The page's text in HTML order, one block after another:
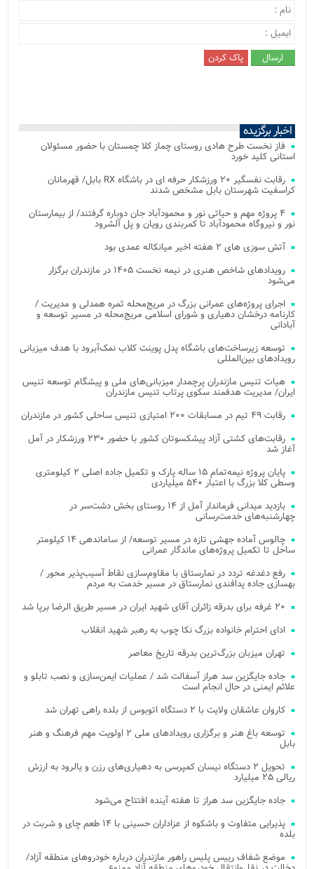
اخبار برگزیده
فاز نخست طرح هادی روستای چماز کلا چمستان با حضور مسئولان
استانی کلید خورد
رقابت نفسگیر ۲۰ ورزشکار حرفه ای در باشگاه RX بابل/ قهرمانان
کراسفیت شهرستان بابل مشخص شدند
۴ پروژه مهم و حیاتی نور و محمودآباد جان دوباره گرفتند/ از بیمارستان
نور و نیروگاه محمودآباد تا کمربندی رویان و پل آلشرود
آتش‌ سوزی‌ های ۲ هفته اخیر میانکاله عمدی بود
رویدادهای شاخص هنری در نیمه نخست ۱۴۰۵ در مازندران برگزار
می‌شود
اجرای پروژه‌های عمرانی بزرگ در مریج‌محله ثمره همدلی و مدیریت /
کارنامه درخشان دهیاری و شورای اسلامی مریج‌محله در مسیر توسعه و
آبادانی
توسعه زیرساخت‌های باشگاه پدل پوینت کلاب نمک‌آبرود با هدف میزبانی
رویدادهای بین‌المللی
هیات تنیس مازندران پرچمدار میزبانی‌های ملی و پیشگام توسعه تنیس
ایران/ مدیریت هدفمند سکوی پرتاب تنیس مازندران
رقابت ۴۹ تیم در مسابقات ۲۰۰ امتیازی تنیس ساحلی کشور در مازندران
رقابت‌های کشتی آزاد پیشکسوتان کشور با حضور ۲۳۰ ورزشکار در آمل
آغاز شد
پایان پروژه نیمه‌تمام ۱۵ ساله پارک و تکمیل جاده اصلی ۲ کیلومتری
وسطی کلا بزرگ با اعتبار ۵۴۰ میلیاردی
بازدید میدانی فرماندار آمل از ۱۴ روستای بخش دشت‌سر در
چهارشنبه‌های خدمت‌رسانی
چالوس آماده جهشی تازه در مسیر توسعه/ از ساماندهی ۱۴ کیلومتر
ساحل تا تکمیل پروژه‌های ماندگار عمرانی
رفع دغدغه تردد در نمارستاق با مقاوم‌سازی نقاط آسیب‌پذیر محور /
بهسازی جاده پدافندی نمارستاق در مسیر خدمت به مردم
۲۰ غرفه برای بدرقه زائران آقای شهید ایران در مسیر طریق الرضا برپا شد
ادای احترام خانواده بزرگ نکا چوب به رهبر شهید انقلاب
تهران میزبان بزرگ‌ترین بدرقه تاریخ معاصر
جاده جایگزین سد هراز آسفالت شد / عملیات ایمن‌سازی و نصب تابلو و
علائم ایمنی در حال انجام است
کاروان عاشقان ولایت با ۲ دستگاه اتوبوس از بلده راهی تهران شد
توسعه باغ هنر و برگزاری رویدادهای ملی ۲ اولویت مهم فرهنگ و هنر
بابل
تحویل ۲ دستگاه نیسان کمپرسی به دهیاری‌های رزن و یالرود به ارزش
ریالی ۲۵ میلیارد
جاده جایگزین سد هراز تا هفته آینده افتتاح می‌شود
پذیرایی متفاوت و باشکوه از عزاداران حسینی با ۱۴ طعم چای و شربت در
بلده
موضع شفاف رییس پلیس راهور مازندران درباره خودروهای منطقه آزاد/